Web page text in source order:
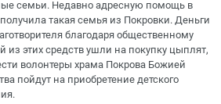
семьи. Недавно адресную помощь в
такая семья из Покровки. Деньги
благодаря общественному
из этих средств ушли на покупку цыплят,
волонтеры храма Покрова Божией
пойдут на приобретение детского